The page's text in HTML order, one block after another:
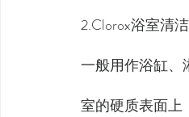
2.Clorox浴室清
一般用作浴缸、
室的硬质表面上